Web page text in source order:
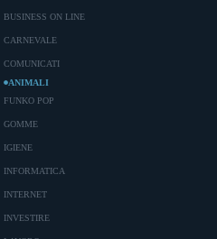
BUSINESS ON LINE
CARNEVALE
COMUNICATI
ANIMALI
FUNKO POP
GOMME
IGIENE
INFORMATICA
INTERNET
INVESTIRE